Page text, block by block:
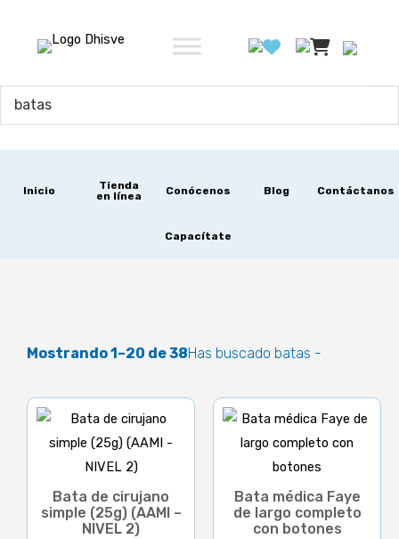
contenido
Inicio
Tienda
en línea
Conócenos Blog Contáctanos
Capacítate
Mostrando 1–20 de 38Has buscado batas -
Bata de cirujano
simple (25g) (AAMI –
NIVEL 2)
Bata médica Faye
de largo completo
con botones